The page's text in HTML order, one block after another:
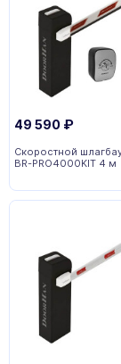
49 590 ₽
Скоростной
BR-PRO4000KIT 4 м